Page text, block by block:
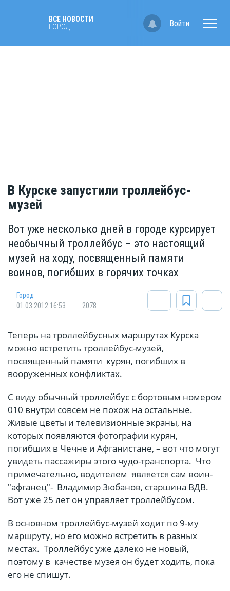
ВСЕ НОВОСТИ
ГОРОД
Войти
В Курске запустили троллейбус-
музей
Вот уже несколько дней в городе курсирует
необычный троллейбус – это настоящий
музей на ходу, посвященный памяти
воинов, погибших в горячих точках
Город
01.03.2012 16:53
2078
Теперь на троллейбусных маршрутах Курска
можно встретить троллейбус-музей,
посвященный памяти курян, погибших в
вооруженных конфликтах.
С виду обычный троллейбус с бортовым номером
010 внутри совсем не похож на остальные.
Живые цветы и телевизионные экраны, на
которых появляются фотографии курян,
погибших в Чечне и Афганистане, – вот что могут
увидеть пассажиры этого чудо-транспорта. Что
примечательно, водителем является сам воин-
"афганец"- Владимир Зюбанов, старшина ВДВ.
Вот уже 25 лет он управляет троллейбусом.
В основном троллейбус-музей ходит по 9-му
маршруту, но его можно встретить в разных
местах. Троллейбус уже далеко не новый,
поэтому в качестве музея он будет ходить, пока
его не спишут.